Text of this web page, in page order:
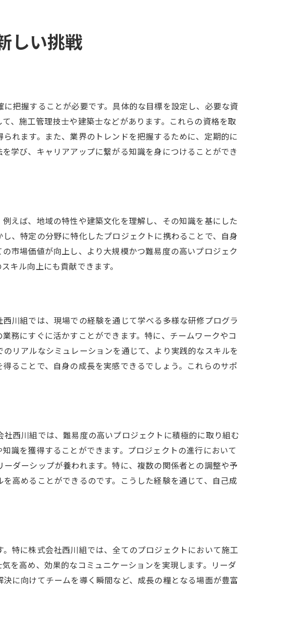
す
な扉を開く
しい挑戦
把握することが必要です。具体的な目標を設定し、必要な資
、施工管理技士や建築士などがあります。これらの資格を取
れます。また、業界のトレンドを把握するために、定期的に
学び、キャリアアップに繋がる知識を身につけることができ
えば、地域の特性や建築文化を理解し、その知識を基にした
、特定の分野に特化したプロジェクトに携わることで、自身
市場価値が向上し、より大規模かつ難易度の高いプロジェク
キル向上にも貢献できます。
川組では、現場での経験を通じて学べる多様な研修プログラ
務にすぐに活かすことができます。特に、チームワークやコ
リアルなシミュレーションを通じて、より実践的なスキルを
ることで、自身の成長を実感できるでしょう。これらのサポ
西川組では、難易度の高いプロジェクトに積極的に取り組む
識を獲得することができます。プロジェクトの進行において
ダーシップが養われます。特に、複数の関係者との調整や予
高めることができるのです。こうした経験を通じて、自己成
特に株式会社西川組では、全てのプロジェクトにおいて施工
を高め、効果的なコミュニケーションを実現します。リーダ
に向けてチームを導く瞬間など、成長の糧となる場面が豊富